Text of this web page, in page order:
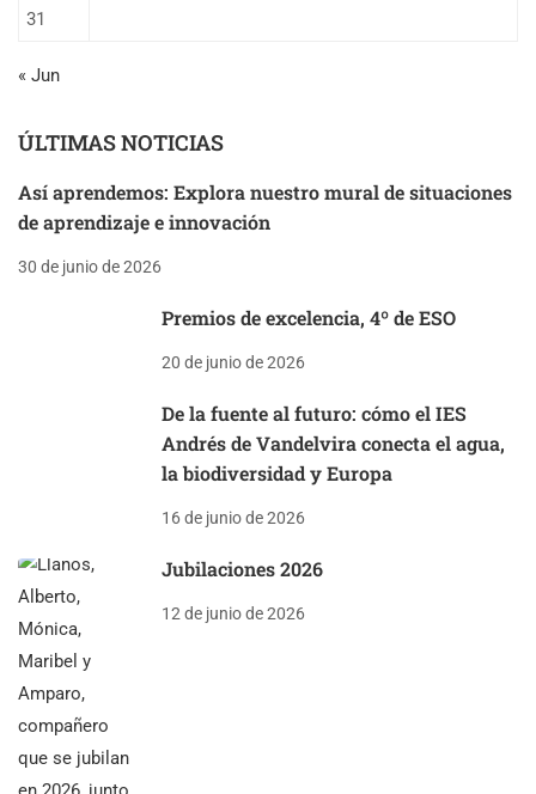
31
« Jun
ÚLTIMAS NOTICIAS
Así aprendemos: Explora nuestro mural de situaciones
de aprendizaje e innovación
30 de junio de 2026
Premios de excelencia, 4º de ESO
20 de junio de 2026
De la fuente al futuro: cómo el IES
Andrés de Vandelvira conecta el agua,
la biodiversidad y Europa
16 de junio de 2026
Jubilaciones 2026
12 de junio de 2026